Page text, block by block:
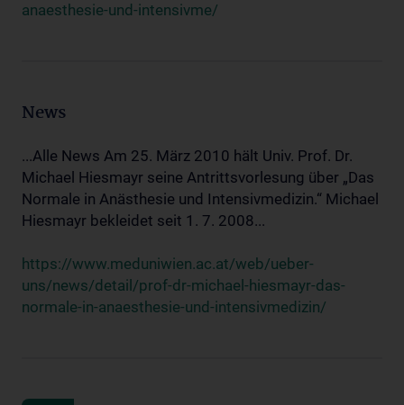
anaesthesie-und-intensivme/
News
...Alle News Am 25. März 2010 hält Univ. Prof. Dr.
Michael Hiesmayr seine Antrittsvorlesung über „Das
Normale in Anästhesie und Intensivmedizin.“ Michael
Hiesmayr bekleidet seit 1. 7. 2008...
https://www.meduniwien.ac.at/web/ueber-
uns/news/detail/prof-dr-michael-hiesmayr-das-
normale-in-anaesthesie-und-intensivmedizin/